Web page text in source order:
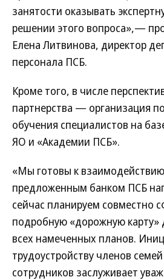
занятости оказывать
решении этого вопроса»,—
Елена Литвинова, директор
персонала ПСБ.
Кроме того, в числе
партнерства — организация
обучения специалистов на
ЯО и «Академии ПСБ».
«Мы готовы к
предложенным банком ПСБ
сейчас планируем совместно
подробную «дорожную карту»
всех намеченных планов.
трудоустройству членов
сотрудников заслуживает